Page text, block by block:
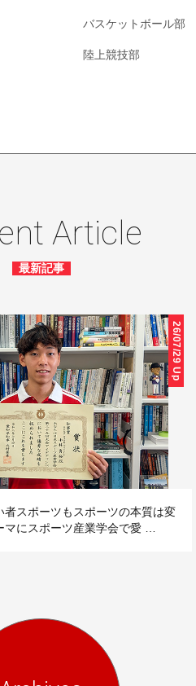
バスケットボール部
陸上競技部
Article
最新記事
26/07/29 Up
者スポーツもスポーツの本質は変
マにスポーツ産業学会で愛 …